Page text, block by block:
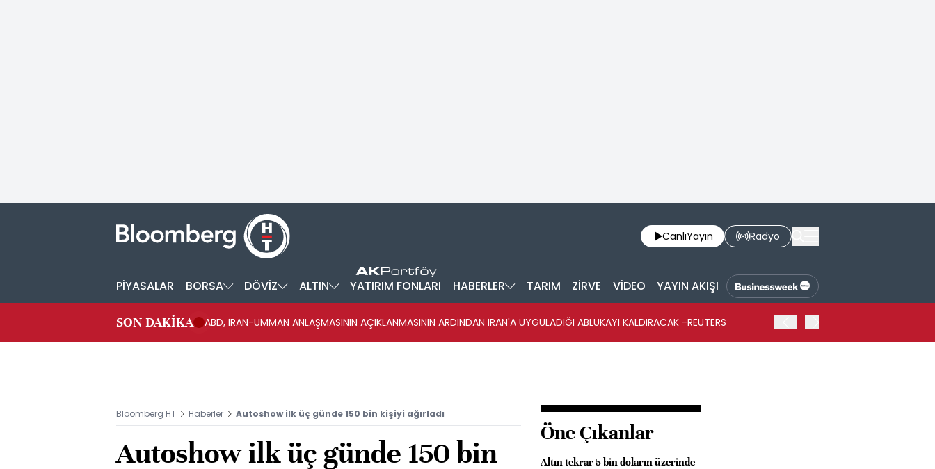
CanlıYayın Radyo
PİYASALAR BORSA DÖVİZ ALTIN YATIRIM FONLARI HABERLER TARIM ZİRVE VİDEO YAYIN AKIŞI
SON DAKİKA ABD, İRAN-UMMAN ANLAŞMASININ AÇIKLANMASININ ARDINDAN İRAN'A UYGULADIĞI ABLUKAYI KALDIRACAK -REUTERS
Bloomberg HT Haberler Autoshow ilk üç günde 150 bin kişiyi ağırladı
Autoshow ilk üç günde 150 bin
Öne Çıkanlar
Altın tekrar 5 bin doların üzerinde